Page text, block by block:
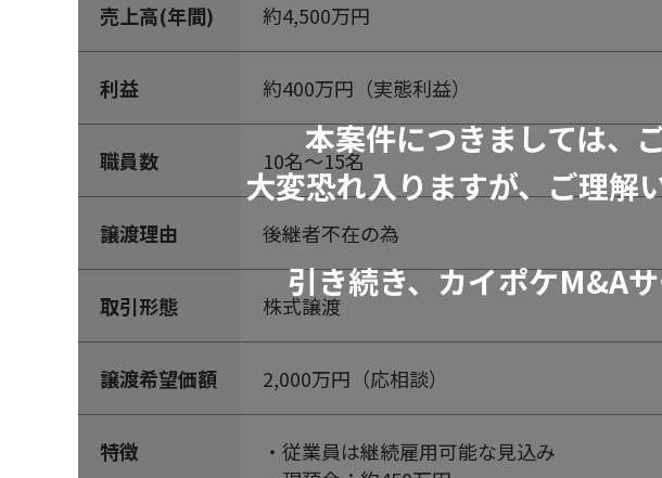
本案件につきましては、
大変恐れ入りますが、ご理解
引き続き、カイポケM&A
売上高(年間) 約4,500万円
利益 約400万円（実態利益）
職員数 10名～15名
譲渡理由 後継者不在の為
取引形態 株式譲渡
譲渡希望価額 2,000万円（応相談）
特徴
・従業員は継続雇用可能な見込み